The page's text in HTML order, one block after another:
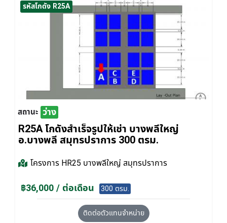
รหัสโกดัง R25A
สถานะ ว่าง
R25A โกดังสำเร็จรูปให้เช่า บางพลีใหญ่
อ.บางพลี สมุทรปราการ 300 ตรม.
โครงการ HR25 บางพลีใหญ่ สมุทรปราการ
฿36,000 / ต่อเดือน 300 ตรม.
ติดต่อตัวแทนจำหน่าย